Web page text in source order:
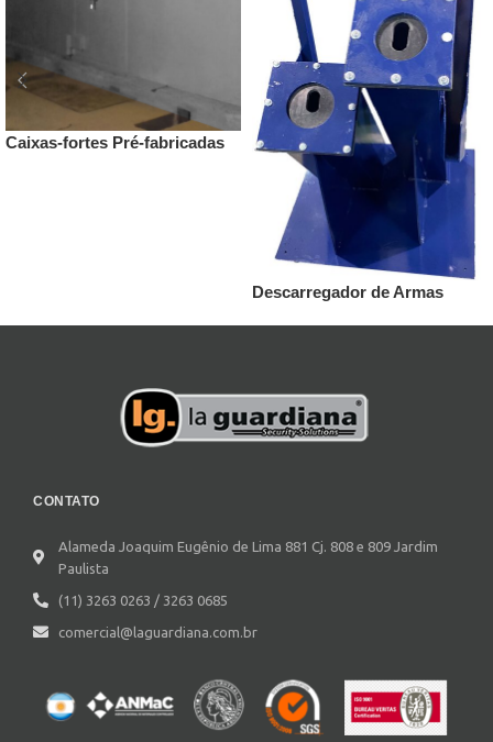
Caixas-fortes Pré-fabricadas
Descarregador de Armas
CONTATO
Alameda Joaquim Eugênio de Lima 881 Cj. 808 e 809 Jardim
Paulista
(11) 3263 0263 / 3263 0685
comercial@laguardiana.com.br